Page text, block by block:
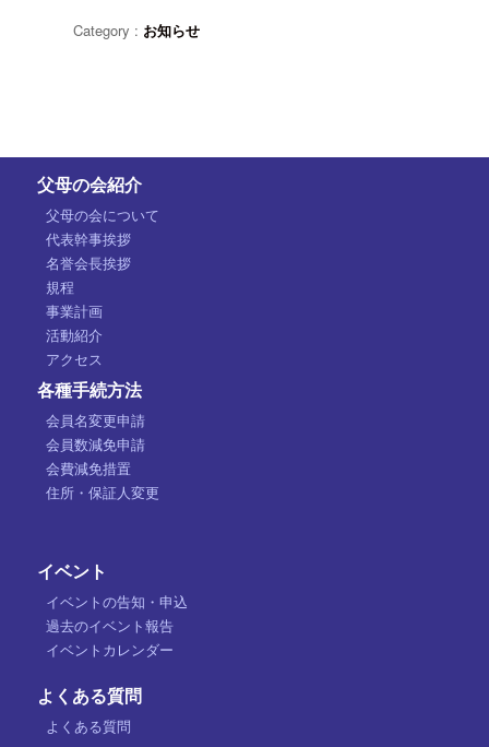
Category : お知らせ
父母の会紹介
父母の会について
代表幹事挨拶
名誉会長挨拶
規程
事業計画
活動紹介
アクセス
各種手続方法
会員名変更申請
会員数減免申請
会費減免措置
住所・保証人変更
イベント
イベントの告知・申込
過去のイベント報告
イベントカレンダー
よくある質問
よくある質問